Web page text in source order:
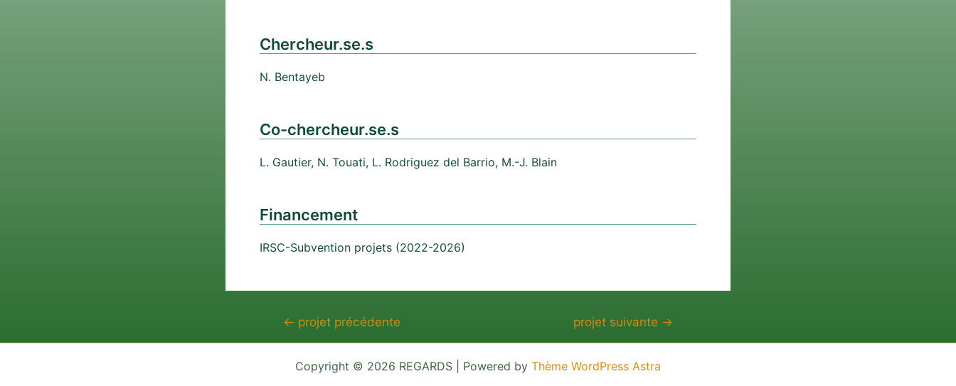
Chercheur.se.s
N. Bentayeb
Co-chercheur.se.s
L. Gautier, N. Touati, L. Rodriguez del Barrio, M.-J. Blain
Financement
IRSC-Subvention projets (2022-2026)
Navigation
← projet précédente projet suivante →
Copyright © 2026 REGARDS | Powered by Thème WordPress Astra